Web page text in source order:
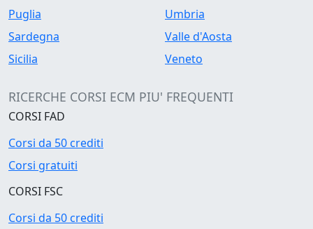
Puglia
Sardegna
Sicilia
Umbria
Valle d'Aosta
Veneto
RICERCHE CORSI ECM PIU' FREQUENTI
CORSI FAD
Corsi da 50 crediti
Corsi gratuiti
CORSI FSC
Corsi da 50 crediti